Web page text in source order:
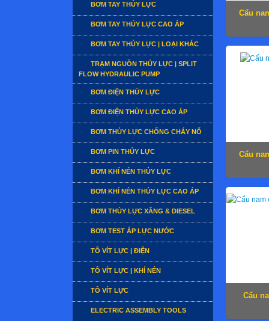
BƠM TAY THỦY LỰC
BƠM TAY THỦY LỰC CAO ÁP
BƠM TAY THỦY LỰC | LOẠI KHÁC
TRẠM NGUỒN THỦY LỰC | SPLIT
FLOW HYDRAULIC PUMP
BƠM ĐIỆN THỦY LỰC
BƠM ĐIỆN THỦY LỰC CAO ÁP
BƠM THỦY LỰC CHỐNG CHÁY NỔ
BƠM PIN THỦY LỰC
BƠM KHÍ NÉN THỦY LỰC
BƠM KHÍ NÉN THỦY LỰC CAO ÁP
BƠM THỦY LỰC XĂNG & DIESEL
BƠM TEST ÁP LỰC NƯỚC
TÔ VÍT LỰC | ĐIỆN
TÔ VÍT LỰC | KHÍ NÉN
TÔ VÍT LỰC
ELECTRIC ASSEMBLY TOOLS
Cẩu
Cẩu
Cẩu